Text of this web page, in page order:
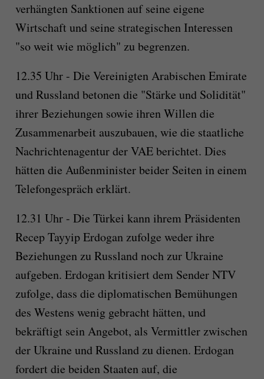
verhängten Sanktionen auf seine eigene
Wirtschaft und seine strategischen Interessen
"so weit wie möglich" zu begrenzen.
12.35 Uhr - Die Vereinigten Arabischen Emirate
und Russland betonen die "Stärke und Solidität"
ihrer Beziehungen sowie ihren Willen die
Zusammenarbeit auszubauen, wie die staatliche
Nachrichtenagentur der VAE berichtet. Dies
hätten die Außenminister beider Seiten in einem
Telefongespräch erklärt.
12.31 Uhr - Die Türkei kann ihrem Präsidenten
Recep Tayyip Erdogan zufolge weder ihre
Beziehungen zu Russland noch zur Ukraine
aufgeben. Erdogan kritisiert dem Sender NTV
zufolge, dass die diplomatischen Bemühungen
des Westens wenig gebracht hätten, und
bekräftigt sein Angebot, als Vermittler zwischen
der Ukraine und Russland zu dienen. Erdogan
fordert die beiden Staaten auf, die